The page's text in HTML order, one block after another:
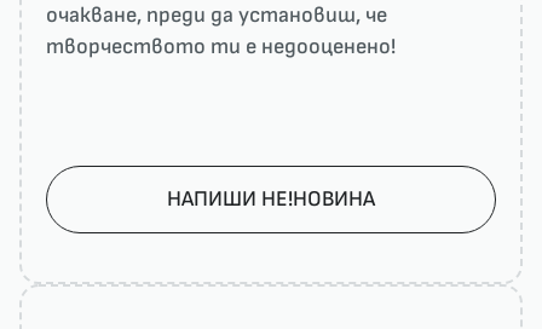
очакване, преди да установиш, че
творчеството ти е недооценено!
НАПИШИ НЕ!НОВИНА